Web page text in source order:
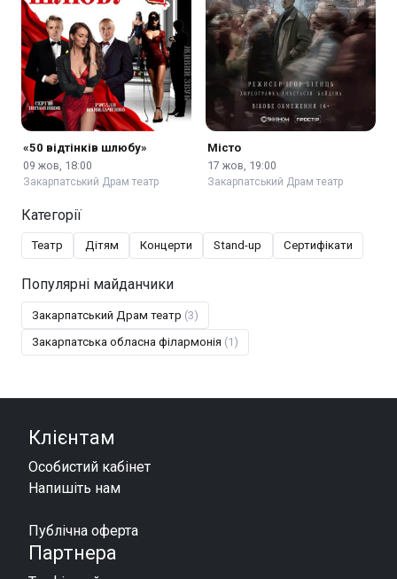
«50 відтінків шлюбу»
09 жов, 18:00
Закарпатський Драм театр
Місто
17 жов, 19:00
Закарпатський Драм театр
Категорії
Театр Дітям Концерти Stand-up Сертифікати
Популярні майданчики
Закарпатський Драм театр (3)
Закарпатська обласна філармонія (1)
Клієнтам
Особистий кабінет
Напишіть нам
Публічна оферта
Партнера